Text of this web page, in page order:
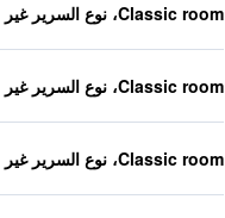
Classic room، نوع السرير غير معروف
Classic room، نوع السرير غير معروف
Classic room، نوع السرير غير معروف